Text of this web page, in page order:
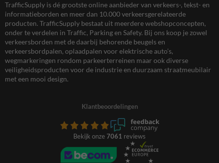
TrafficSupply is dé grootste online aanbieder van verkeers-, tekst- en
informatieborden en meer dan 10.000 verkeersgerelateerde
producten. TrafficSupply bestaat uit meerdere webshopconcepten,
onder te verdelen in Traffic, Parking en Safety. Bij ons koop je zowel
verkeersborden met de daarbij behorende beugels en
verkeersbordpalen, oplaadpalen voor elektrische auto’s,
wegmarkeringen rondom parkeerterreinen maar ook diverse
veiligheidsproducten voor de industrie en duurzaam straatmeubilair
met een mooi design.
Klantbeoordelingen
Bekijk onze 7061 reviews